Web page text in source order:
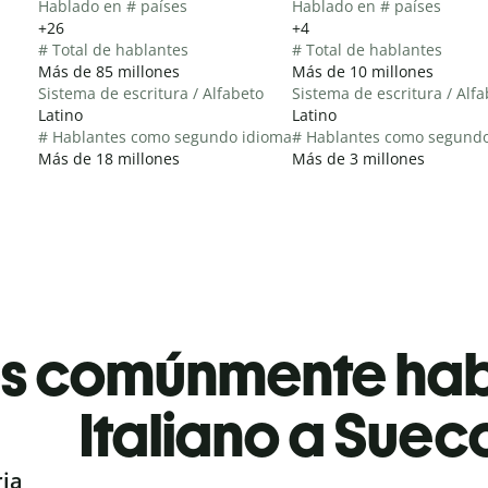
Hablado en # países
+26
# Total de hablantes
Más de 85 millones
Sistema de escritura / Alfabeto
Latino
# Hablantes como segundo idioma
Más de 18 millones
Hablado en # países
+4
# Total de hablantes
Más de 10 millones
Sistema de escritura /
Latino
# Hablantes como
Más de 3 millones
comúnmente
Italiano a